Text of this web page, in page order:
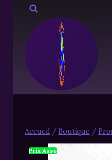
Aller
contenu
Accueil / Boutique /